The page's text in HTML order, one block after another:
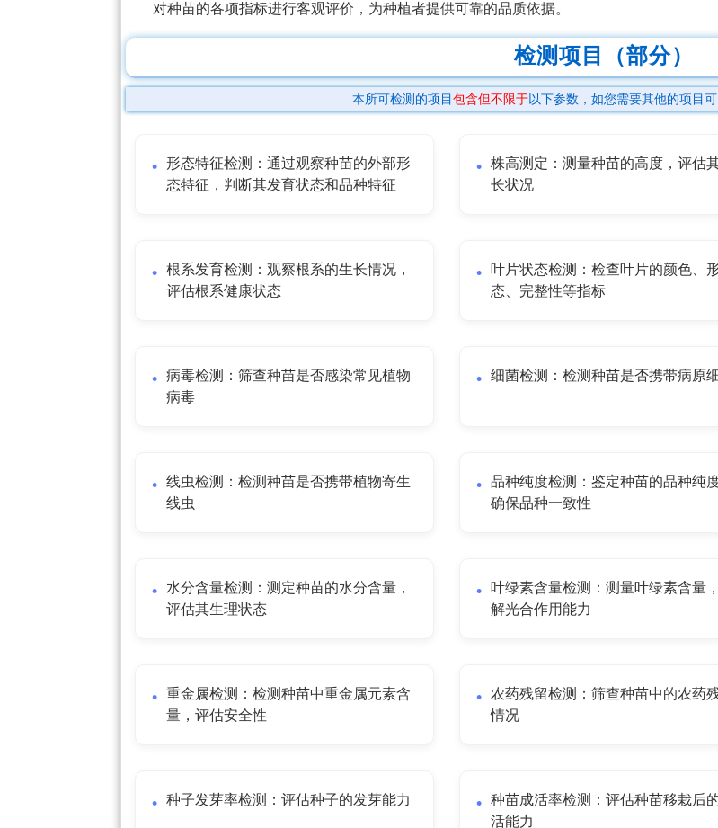
对种苗的各项指标进行客观评价，为种植者提供可靠的品质依据。
检测项目（部分）
本所可检测的项目 包含但不限于以下参数，如您需要其他的项目
形态特征检测：通过观察种苗的外部形
态特征，判断其发育状态和品种特征
株高测定：测量种苗的高度，评估
长状况
根系发育检测：观察根系的生长情况，
评估根系健康状态
叶片状态检测：检查叶片的颜色、
态、完整性等指标
病毒检测：筛查种苗是否感染常见植物
病毒
细菌检测：检测种苗是否携带病原
线虫检测：检测种苗是否携带植物寄生
线虫
品种纯度检测：鉴定种苗的品种纯度
确保品种一致性
水分含量检测：测定种苗的水分含量，
评估其生理状态
叶绿素含量检测：测量叶绿素含量
解光合作用能力
重金属检测：检测种苗中重金属元素含
量，评估安全性
农药残留检测：筛查种苗中的农药
情况
种子发芽率检测：评估种子的发芽能力
种苗成活率检测：评估种苗移栽后
活能力